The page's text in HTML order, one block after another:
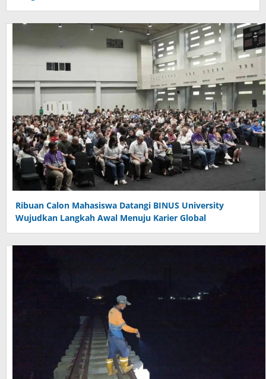
Ribuan Calon Mahasiswa Datangi BINUS University
Wujudkan Langkah Awal Menuju Karier Global